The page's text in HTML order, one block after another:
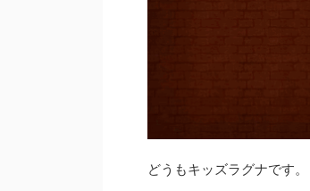
どうもキッズラグナです。